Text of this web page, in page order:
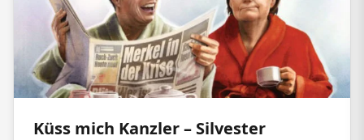
Küss mich Kanzler – Silvester